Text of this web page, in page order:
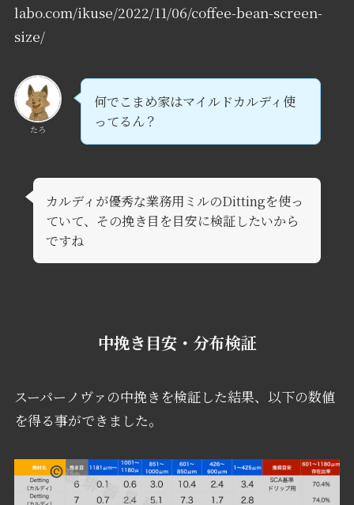
labo.com/ikuse/2022/11/06/coffee-bean-screen-
size/
たろ
何でこまめ家はマイルドカルディ使
ってるん？
カルディが優秀な業務用ミルのDittingを使っ
ていて、その挽き目を目安に検証したいから
ですね
中挽き目安・分布検証
スーパーノヴァの中挽きを検証した結果、以下の数値
を得る事ができました。